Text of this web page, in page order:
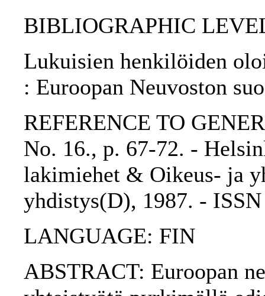
BIBLIOGRAPHIC
Lukuisien henkilöiden
: Euroopan Neuvoston
REFERENCE TO
No. 16., p. 67-72. -
lakimiehet & Oikeus- ja
yhdistys(D), 1987. -
LANGUAGE: FIN
ABSTRACT: Euroopan